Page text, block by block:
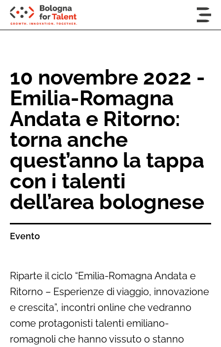
10 novembre 2022 -
Emilia-Romagna
Andata e Ritorno:
torna anche
quest’anno la tappa
con i talenti
dell’area bolognese
Evento
Riparte il ciclo “Emilia-Romagna Andata e
Ritorno – Esperienze di viaggio, innovazione
e crescita”, incontri online che vedranno
come protagonisti talenti emiliano-
romagnoli che hanno vissuto o stanno